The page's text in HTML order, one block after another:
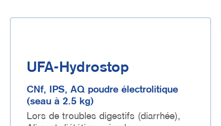
UFA-Hydrostop
CNf, IPS, AQ poudre électrolitique
(seau à 2.5 kg)
Lors de troubles digestifs (diarrhée),